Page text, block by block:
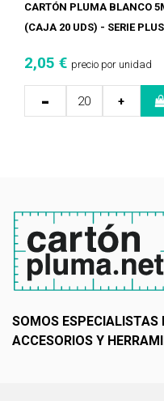
CARTÓN PLUMA BLANCO
(CAJA 20 UDS) - SERIE PLUS
2,05 € precio por unidad
+
-
SOMOS
ACCESORIOS Y